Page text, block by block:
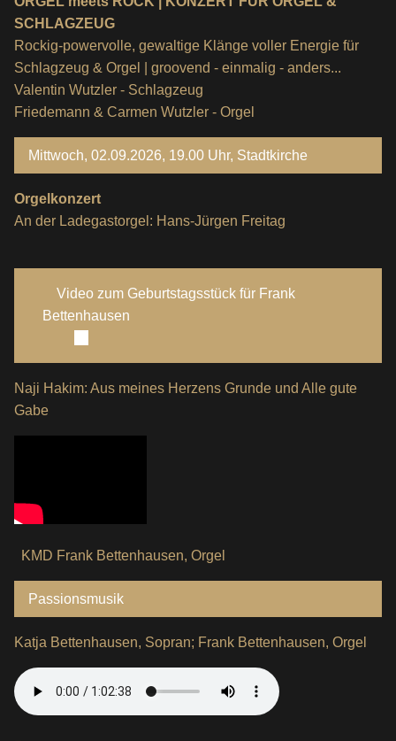
SCHLAGZEUG
Rockig-powervolle, gewaltige Klänge voller Energie für
Schlagzeug & Orgel | groovend - einmalig - anders...
Valentin Wutzler - Schlagzeug
Friedemann & Carmen Wutzler - Orgel
Mittwoch, 02.09.2026, 19.00 Uhr, Stadtkirche
Orgelkonzert
An der Ladegastorgel: Hans-Jürgen Freitag
Video zum Geburtstagsstück für Frank
Bettenhausen
Naji Hakim: Aus meines Herzens Grunde und Alle gute
Gabe
KMD Frank Bettenhausen, Orgel
Passionsmusik
Katja Bettenhausen, Sopran; Frank Bettenhausen, Orgel